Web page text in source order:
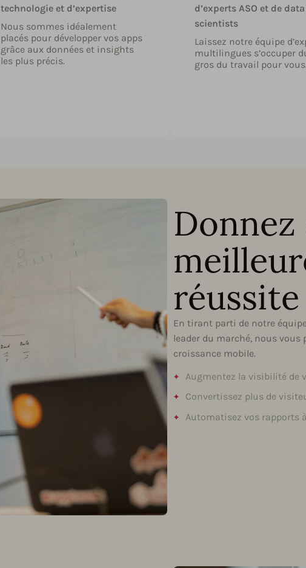
technologie et d’expertise
Nous sommes idéalement
placés pour développer vos apps
grâce aux données et insights
les plus précis.
d’experts ASO et de data
scientists
Laissez notre équipe
multilingues s’occuper
gros du travail pour
Donnez
réussite
En tirant parti de notre
leader du marché, nous vous
croissance mobile.
Augmentez la visibilité de
Convertissez plus de
Automatisez vos rapports